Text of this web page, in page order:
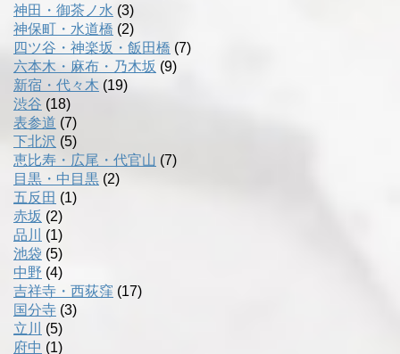
神田・御茶ノ水 (3)
神保町・水道橋 (2)
四ツ谷・神楽坂・飯田橋 (7)
六本木・麻布・乃木坂 (9)
新宿・代々木 (19)
渋谷 (18)
表参道 (7)
下北沢 (5)
恵比寿・広尾・代官山 (7)
目黒・中目黒 (2)
五反田 (1)
赤坂 (2)
品川
(1)
池袋 (5)
中野 (4)
吉祥寺・西荻窪 (17)
国分寺 (3)
立川
(5)
府中 (1)